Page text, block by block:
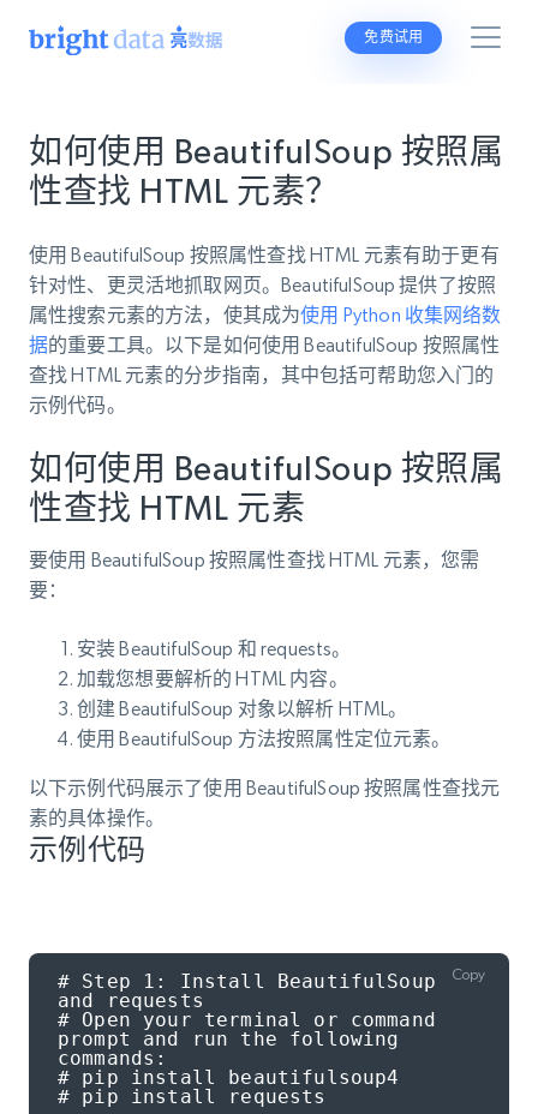
免费试用
如何使用 BeautifulSoup 按照属
性查找 HTML 元素？
使用 BeautifulSoup 按照属性查找 HTML 元素有助于更有
针对性、更灵活地抓取网页。BeautifulSoup 提供了按照
属性搜索元素的方法，使其成为使用 Python 收集网络数
据的重要工具。以下是如何使用 BeautifulSoup 按照属性
查找 HTML 元素的分步指南，其中包括可帮助您入门的
示例代码。
如何使用 BeautifulSoup 按照属
性查找 HTML 元素
要使用 BeautifulSoup 按照属性查找 HTML 元素，您需
要：
安装 BeautifulSoup 和 requests。
加载您想要解析的 HTML 内容。
创建 BeautifulSoup 对象以解析 HTML。
使用 BeautifulSoup 方法按照属性定位元素。
以下示例代码展示了使用 BeautifulSoup 按照属性查找元
素的具体操作。
示例代码
# Step 1: Install BeautifulSoup
and requests
# Open your terminal or command
prompt and run the following
commands:
# pip install beautifulsoup4
# pip install requests
Copy